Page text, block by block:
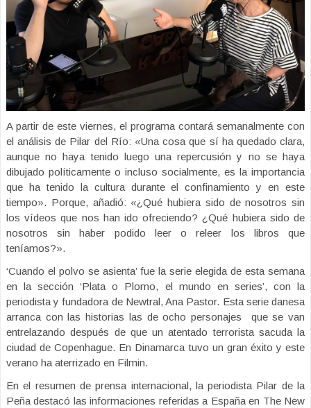
A partir de este viernes, el programa contará semanalmente con
el análisis de Pilar del Río: «Una cosa que sí ha quedado clara,
aunque no haya tenido luego una repercusión y no se haya
dibujado políticamente o incluso socialmente, es la importancia
que ha tenido la cultura durante el confinamiento y en este
tiempo». Porque, añadió: «¿Qué hubiera sido de nosotros sin
los vídeos que nos han ido ofreciendo? ¿Qué hubiera sido de
nosotros sin haber podido leer o releer los libros que
teníamos?».
‘Cuando el polvo se asienta’ fue la serie elegida de esta semana
en la sección ‘Plata o Plomo, el mundo en series’, con la
periodista y fundadora de Newtral, Ana Pastor. Esta serie danesa
arranca con las historias las de ocho personajes que se van
entrelazando después de que un atentado terrorista sacuda la
ciudad de Copenhague. En Dinamarca tuvo un gran éxito y este
verano ha aterrizado en Filmin.
En el resumen de prensa internacional, la periodista Pilar de la
Peña destacó las informaciones referidas a España en The New